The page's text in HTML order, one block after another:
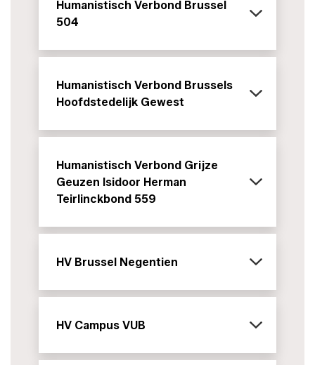
Humanistisch Verbond Brussel
504
Humanistisch Verbond Brussels
Hoofdstedelijk Gewest
Humanistisch Verbond Grijze
Geuzen Isidoor Herman
Teirlinckbond 559
HV Brussel Negentien
HV Campus VUB